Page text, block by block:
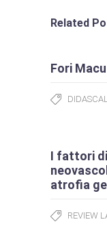
Related
Fori
I fattori
atrofia
REVIEW